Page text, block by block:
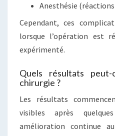
Anesthésie
Cependant, ces
lorsque l’opération est
expérimenté.
Quels résultats
chirurgie ?
Les résultats
visibles après
amélioration continue